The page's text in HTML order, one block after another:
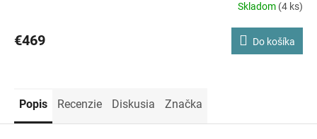
produktu
je
hviezdičiek.
Skladom (4 ks)
€469 Do košíka
Popis Recenzie Diskusia Značka